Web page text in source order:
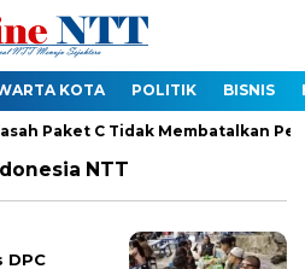
KOTA POLITIK BISNIS
C Tidak Membatalkan
NTT
DPC